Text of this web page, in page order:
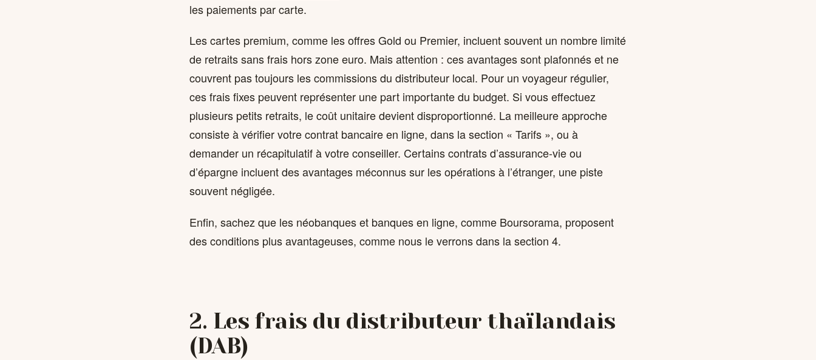
les paiements par carte.
Les cartes premium, comme les offres Gold ou Premier, incluent souvent un nombre limité
de retraits sans frais hors zone euro. Mais attention : ces avantages sont plafonnés et ne
couvrent pas toujours les commissions du distributeur local. Pour un voyageur régulier,
ces frais fixes peuvent représenter une part importante du budget. Si vous effectuez
plusieurs petits retraits, le coût unitaire devient disproportionné. La meilleure approche
consiste à vérifier votre contrat bancaire en ligne, dans la section « Tarifs », ou à
demander un récapitulatif à votre conseiller. Certains contrats d’assurance-vie ou
d’épargne incluent des avantages méconnus sur les opérations à l’étranger, une piste
souvent négligée.
Enfin, sachez que les néobanques et banques en ligne, comme Boursorama, proposent
des conditions plus avantageuses, comme nous le verrons dans la section 4.
2. Les frais du distributeur thaïlandais
(DAB)